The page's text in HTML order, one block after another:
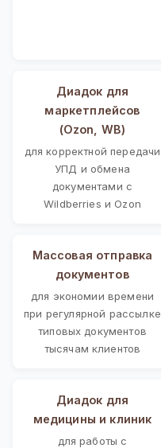
Диадок для
маркетплейсов
(Ozon, WB)
для корректной передачи
УПД и обмена
документами с
Wildberries и Ozon
Массовая отправка
документов
для экономии времени
при регулярной рассылке
типовых документов
тысячам клиентов
Диадок для
медицины и клиник
для работы с